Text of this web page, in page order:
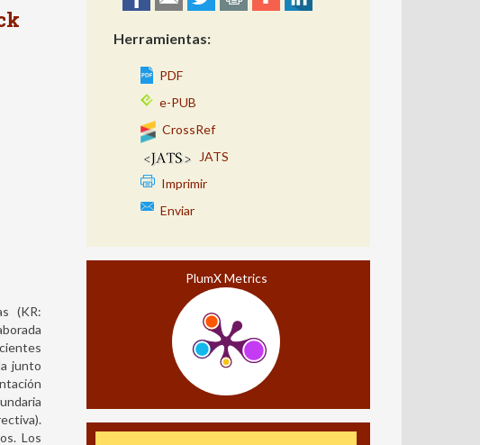
(KR:
junto
Los
Herramientas:
PDF
e-PUB
CrossRef
JATS
Imprimir
Enviar
PlumX Metrics